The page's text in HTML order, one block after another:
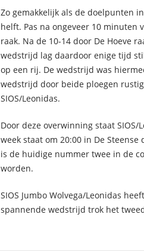
Zo gemakkelijk als de doelpunten
helft. Pas na ongeveer 10 minuten
raak. Na de 10-14 door De Hoeve
wedstrijd lag daardoor enige tijd
op een rij. De wedstrijd was
wedstrijd door beide ploegen
SIOS/Leonidas.
Door deze overwinning staat
week staat om 20:00 in De
is de huidige nummer twee in de
worden.
SIOS Jumbo Wolvega/Leonidas
spannende wedstrijd trok het